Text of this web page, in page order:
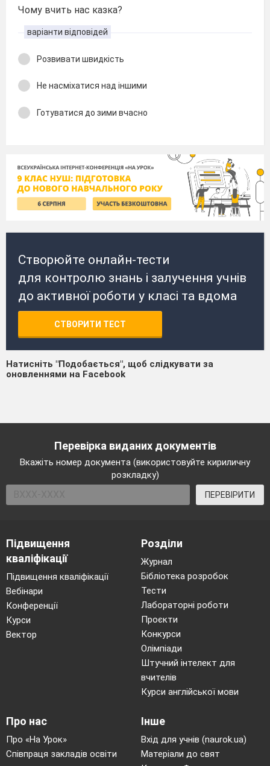
Чому вчить нас казка?
варіанти відповідей
Розвивати швидкість
Не насміхатися над іншими
Готуватися до зими вчасно
Створюйте онлайн-тести
для контролю знань і залучення учнів
до активної роботи у класі та вдома
СТВОРИТИ ТЕСТ
Натисніть "Подобається", щоб слідкувати за
оновленнями на Facebook
Перевірка виданих документів
Вкажіть номер документа (використовуйте кириличну
розкладку)
ПЕРЕВІРИТИ
Підвищення
кваліфікації
Підвищення кваліфікації
Вебінари
Конференції
Курси
Вектор
Розділи
Журнал
Бібліотека розробок
Тести
Лабораторні роботи
Проєкти
Конкурси
Олімпіади
Штучний інтелект для
вчителів
Курси англійської мови
Про нас
Про «На Урок»
Співпраця закладів освіти
Інше
Вхід для учнів (naurok.ua)
Матеріали до свят